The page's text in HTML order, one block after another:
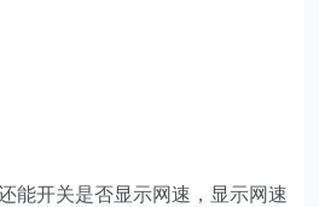
能开关是否显示网速，显示网速